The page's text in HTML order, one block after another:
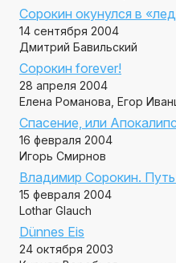
Сорокин окунулся в
14 сентября 2004
Дмитрий Бавильский
Сорокин forever!
28 апреля 2004
Елена Романова, Егор
Спасение, или
16 февраля 2004
Игорь Смирнов
Владимир Сорокин.
15 февраля 2004
Lothar Glauch
Dünnes Eis
24 октября 2003